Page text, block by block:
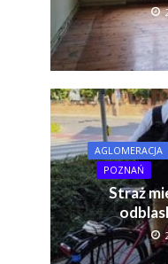
AGLOMERACJA
POZNAŃ
Straż